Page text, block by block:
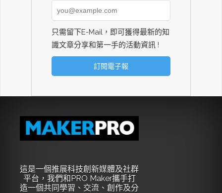
只需留下E-Mail，即可獲得最新的知
識文章分享和第一手的活動資訊 !
這是一個推展科技創新媒體及社群
平台，我們和PRO Maker攜手打
造一個共同學習、交流、創作及分